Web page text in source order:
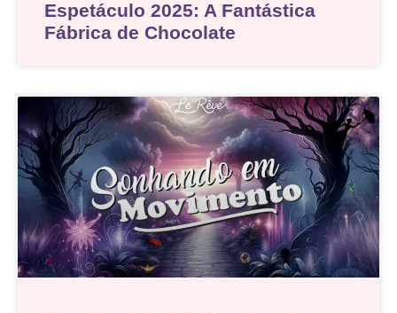
Espetáculo 2025: A Fantástica
Fábrica de Chocolate